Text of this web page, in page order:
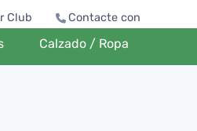
Club Contacte con
Calzado / Ropa